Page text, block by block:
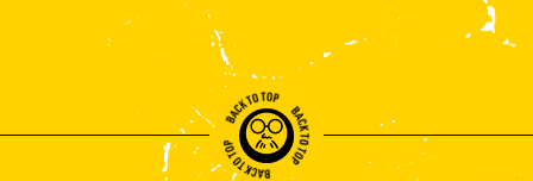
B
A
C
K